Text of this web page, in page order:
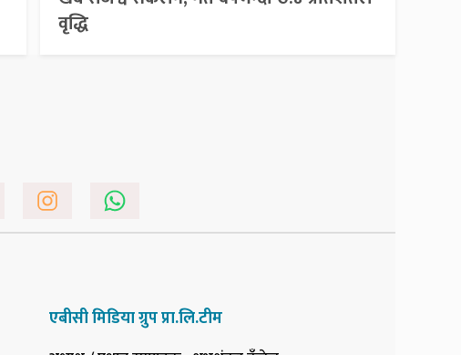
वृद्धि
एबीसी मिडिया ग्रुप प्रा.लि.टीम